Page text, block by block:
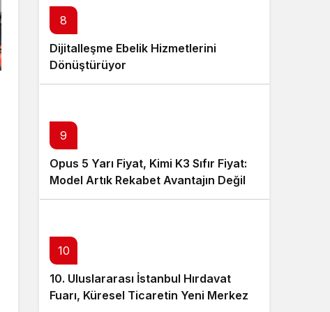
8
Dijitalleşme Ebelik Hizmetlerini
Dönüştürüyor
9
Opus 5 Yarı Fiyat, Kimi K3 Sıfır Fiyat:
Model Artık Rekabet Avantajın Değil
10
10. Uluslararası İstanbul Hırdavat
Fuarı, Küresel Ticaretin Yeni Merkezi